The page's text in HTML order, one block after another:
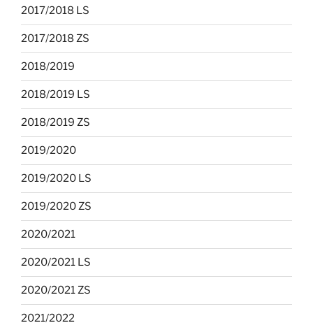
2017/2018 LS
2017/2018 ZS
2018/2019
2018/2019 LS
2018/2019 ZS
2019/2020
2019/2020 LS
2019/2020 ZS
2020/2021
2020/2021 LS
2020/2021 ZS
2021/2022